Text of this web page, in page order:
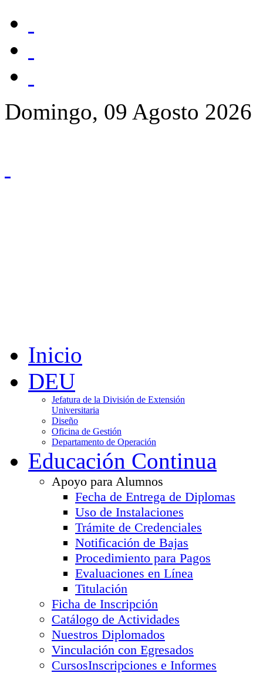
Domingo, 09 Agosto 2026
Inicio
DEU
Jefatura de la División de Extensión
Universitaria
Diseño
Oficina de Gestión
Departamento de Operación
Educación Continua
Apoyo para Alumnos
Fecha de Entrega de Diplomas
Uso de Instalaciones
Trámite de Credenciales
Notificación de Bajas
Procedimiento para Pagos
Evaluaciones en Línea
Titulación
Ficha de Inscripción
Catálogo de Actividades
Nuestros Diplomados
Vinculación con Egresados
CursosInscripciones e Informes